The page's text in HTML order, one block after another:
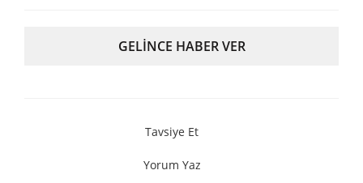
GELİNCE HABER VER
Tavsiye Et
Yorum Yaz